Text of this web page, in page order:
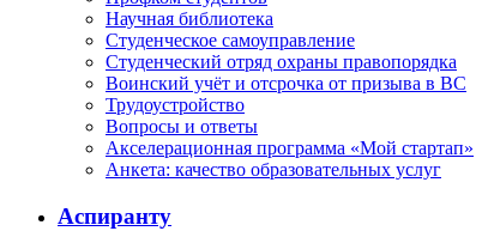
Научная библиотека
Студенческое самоуправление
Студенческий отряд охраны правопорядка
Воинский учёт и отсрочка от призыва в ВС
Трудоустройство
Вопросы и ответы
Акселерационная программа «Мой стартап»
Анкета: качество образовательных услуг
Аспиранту